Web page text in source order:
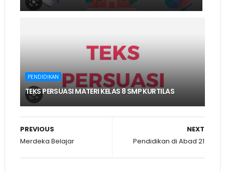
PENDIDIKAN
TEKS PERSUASI MATERI KELAS 8 SMP KURTILAS
NEXT
Pendidikan di Abad 21
PREVIOUS
Merdeka Belajar